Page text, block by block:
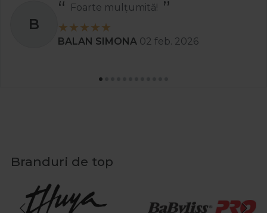
B
Foarte mulțumită!
BALAN SIMONA 02 feb. 2026
Branduri de top